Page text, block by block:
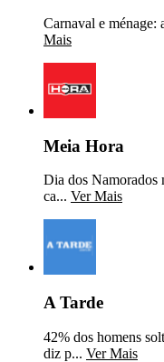
Carnaval e ménage:
Mais
Meia Hora
Dia dos Namorados
ca... Ver Mais
A Tarde
42% dos homens
diz p... Ver Mais